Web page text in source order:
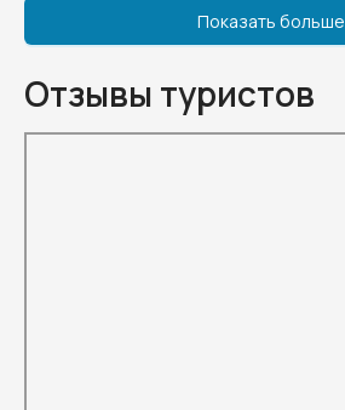
Показать больше
Отзывы туристов